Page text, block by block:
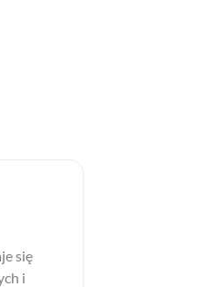
się
i